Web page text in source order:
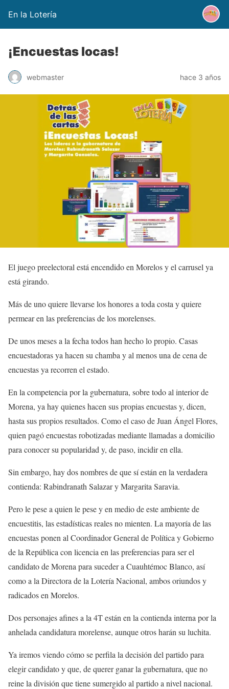
En la Lotería
¡Encuestas locas!
webmaster hace 3 años
El juego preelectoral está encendido en Morelos y el carrusel ya
está girando.
Más de uno quiere llevarse los honores a toda costa y quiere
permear en las preferencias de los morelenses.
De unos meses a la fecha todos han hecho lo propio. Casas
encuestadoras ya hacen su chamba y al menos una de cena de
encuestas ya recorren el estado.
En la competencia por la gubernatura, sobre todo al interior de
Morena, ya hay quienes hacen sus propias encuestas y, dicen,
hasta sus propios resultados. Como el caso de Juan Ángel Flores,
quien pagó encuestas robotizadas mediante llamadas a domicilio
para conocer su popularidad y, de paso, incidir en ella.
Sin embargo, hay dos nombres de que sí están en la verdadera
contienda: Rabindranath Salazar y Margarita Saravia.
Pero le pese a quien le pese y en medio de este ambiente de
encuestitis, las estadísticas reales no mienten. La mayoría de las
encuestas ponen al Coordinador General de Política y Gobierno
de la República con licencia en las preferencias para ser el
candidato de Morena para suceder a Cuauhtémoc Blanco, así
como a la Directora de la Lotería Nacional, ambos oriundos y
radicados en Morelos.
Dos personajes afines a la 4T están en la contienda interna por la
anhelada candidatura morelense, aunque otros harán su luchita.
Ya iremos viendo cómo se perfila la decisión del partido para
elegir candidato y que, de querer ganar la gubernatura, que no
reine la división que tiene sumergido al partido a nivel nacional.